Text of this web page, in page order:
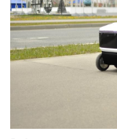
Понятно, что
методами никак
обременение
среднесрочном
позитивные
Очень важно,
понятны,
противоречий.